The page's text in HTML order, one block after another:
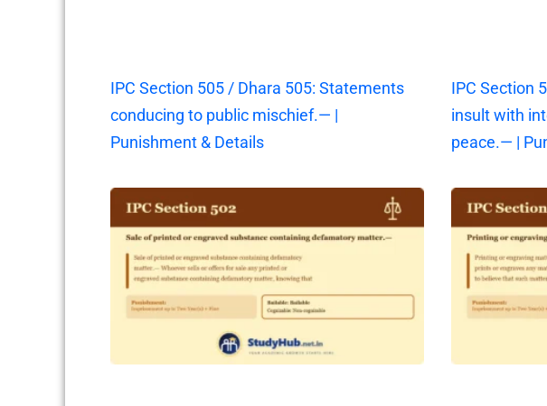
IPC Section 505 / Dhara 505: Statements
conducing to public mischief.— |
Punishment & Details
IPC Section
insult with
peace.— |